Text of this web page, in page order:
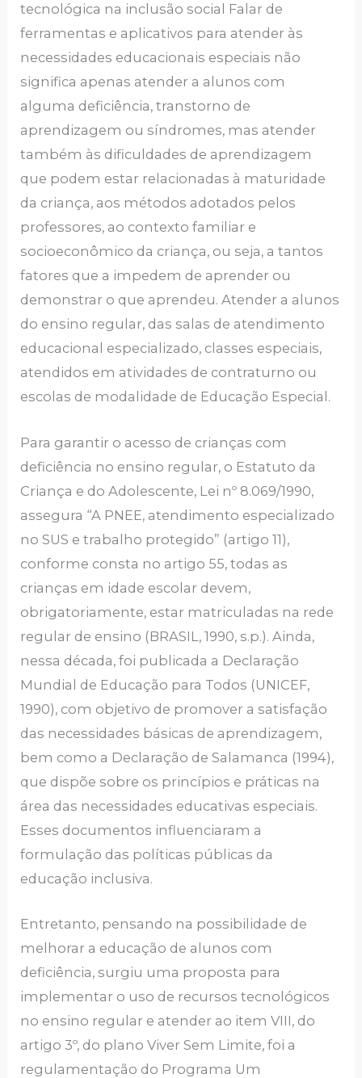
tecnológica na inclusão social Falar de
ferramentas e aplicativos para atender às
necessidades educacionais especiais não
significa apenas atender a alunos com
alguma deficiência, transtorno de
aprendizagem ou síndromes, mas atender
também às dificuldades de aprendizagem
que podem estar relacionadas à maturidade
da criança, aos métodos adotados pelos
professores, ao contexto familiar e
socioeconômico da criança, ou seja, a tantos
fatores que a impedem de aprender ou
demonstrar o que aprendeu. Atender a alunos
do ensino regular, das salas de atendimento
educacional especializado, classes especiais,
atendidos em atividades de contraturno ou
escolas de modalidade de Educação Especial.
Para garantir o acesso de crianças com
deficiência no ensino regular, o Estatuto da
Criança e do Adolescente, Lei nº 8.069/1990,
assegura “A PNEE, atendimento especializado
no SUS e trabalho protegido” (artigo 11),
conforme consta no artigo 55, todas as
crianças em idade escolar devem,
obrigatoriamente, estar matriculadas na rede
regular de ensino (BRASIL, 1990, s.p.). Ainda,
nessa década, foi publicada a Declaração
Mundial de Educação para Todos (UNICEF,
1990), com objetivo de promover a satisfação
das necessidades básicas de aprendizagem,
bem como a Declaração de Salamanca (1994),
que dispõe sobre os princípios e práticas na
área das necessidades educativas especiais.
Esses documentos influenciaram a
formulação das políticas públicas da
educação inclusiva.
Entretanto, pensando na possibilidade de
melhorar a educação de alunos com
deficiência, surgiu uma proposta para
implementar o uso de recursos tecnológicos
no ensino regular e atender ao item VIII, do
artigo 3º, do plano Viver Sem Limite, foi a
regulamentação do Programa Um